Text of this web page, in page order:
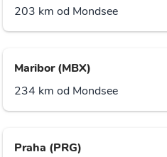
203 km od Mondsee
Maribor (MBX)
234 km od Mondsee
Praha (PRG)